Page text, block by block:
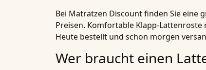
Bei Matratzen Discount finden Sie eine
Preisen. Komfortable Klapp-
Heute bestellt und schon morgen
Wer braucht einen